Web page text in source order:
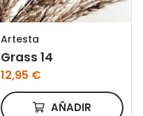
Artesta
Grass 14
12,95 €
AÑADIR